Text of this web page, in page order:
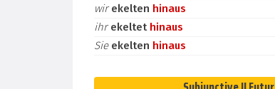
wirekelten hinaus
ihrekeltet hinaus
Sie ekelten hinaus